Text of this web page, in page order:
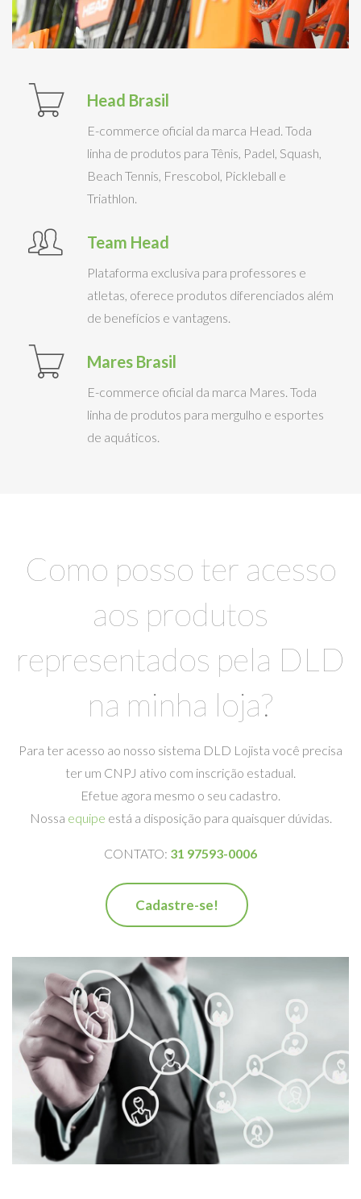
Head Brasil
E-commerce oficial da marca Head. Toda
linha de produtos para Tênis, Padel, Squash,
Beach Tennis, Frescobol, Pickleball e
Triathlon.
Team Head
Plataforma exclusiva para professores e
atletas, oferece produtos diferenciados além
de benefícios e vantagens.
Mares Brasil
E-commerce oficial da marca Mares. Toda
linha de produtos para mergulho e esportes
de aquáticos.
Como posso ter acesso
aos produtos
representados pela DLD
na minha loja?
Para ter acesso ao nosso sistema DLD Lojista você precisa
ter um CNPJ ativo com inscrição estadual.
Efetue agora mesmo o seu cadastro.
Nossa equipe está a disposição para quaisquer dúvidas.
CONTATO: 31 97593-0006
Cadastre-se!